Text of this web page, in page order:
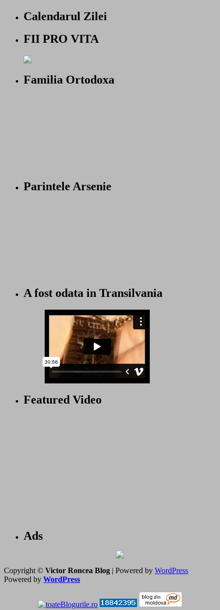
Calendarul Zilei
FII PRO VITA
Familia Ortodoxa
Parintele Arsenie
A fost odata in Transilvania
Featured Video
Ads
Copyright © Victor Roncea Blog | Powered by WordPress
Powered by WordPress